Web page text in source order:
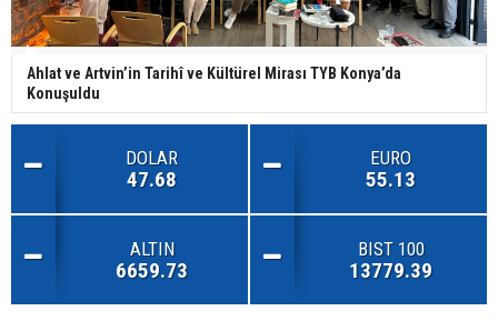
Ahlat ve Artvin’in Tarihî ve Kültürel Mirası TYB Konya’da
Konuşuldu
DOLAR
47.68
EURO
55.13
ALTIN
6659.73
BIST 100
13779.39